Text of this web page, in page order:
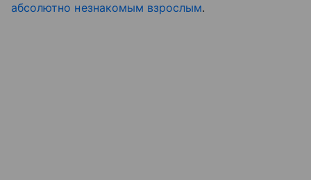
абсолютно незнакомым взрослым.